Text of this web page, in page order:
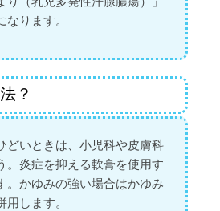
ります。
？
どいときは、小児科や皮膚科
。炎症を抑える軟膏を使用す
。かゆみの強い場合はかゆみ
します。